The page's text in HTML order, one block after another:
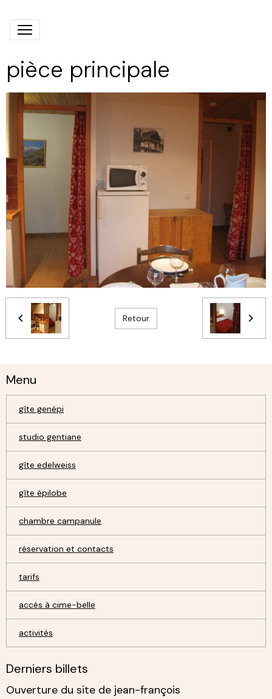
pièce principale
Retour
Menu
gîte genépi
studio gentiane
gîte edelweiss
gîte épilobe
chambre campanule
réservation et contacts
tarifs
accès à cime-belle
activités
Derniers billets
Ouverture du site de jean-françois